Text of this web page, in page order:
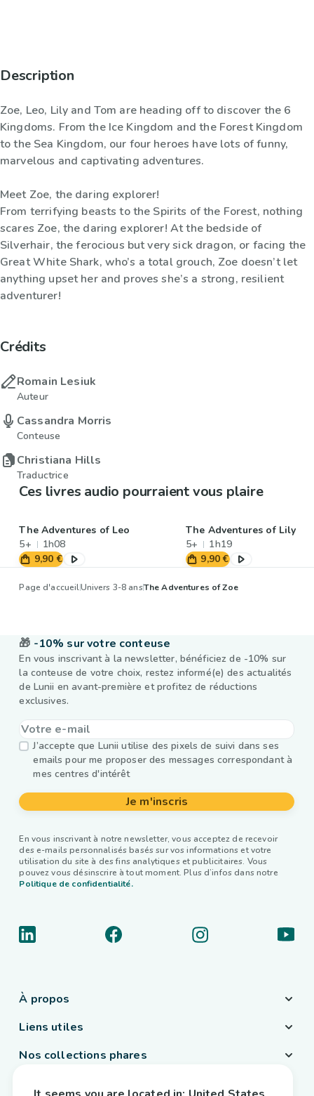
Description
Zoe, Leo, Lily and Tom are heading off to discover the 6
Kingdoms. From the Ice Kingdom and the Forest Kingdom
to the Sea Kingdom, our four heroes have lots of funny,
marvelous and captivating adventures.
Meet Zoe, the daring explorer!
From terrifying beasts to the Spirits of the Forest, nothing
scares Zoe, the daring explorer! At the bedside of
Silverhair, the ferocious but very sick dragon, or facing the
Great White Shark, who’s a total grouch, Zoe doesn’t let
anything upset her and proves she’s a strong, resilient
adventurer!
Crédits
Romain Lesiuk
Auteur
Cassandra Morris
Conteuse
Christiana Hills
Traductrice
Ces livres audio pourraient vous plaire
The Adventures of Leo
5+
1h08
9,90 €
The Adventures of Lily
5+
1h19
9,90 €
Page d'accueilUnivers 3-8 ansThe Adventures of Zoe
🎁 -10% sur votre conteuse
En vous inscrivant à la newsletter, bénéficiez de -10% sur
la conteuse de votre choix, restez informé(e) des actualités
de Lunii en avant-première et profitez de réductions
exclusives.
J’accepte que Lunii utilise des pixels de suivi dans ses
emails pour me proposer des messages correspondant à
mes centres d'intérêt
Je m'inscris
En vous inscrivant à notre newsletter, vous acceptez de recevoir
des e-mails personnalisés basés sur vos informations et votre
utilisation du site à des fins analytiques et publicitaires. Vous
pouvez vous désinscrire à tout moment. Plus d’infos dans notre
Politique de confidentialité.
À propos
Liens utiles
Nos collections phares